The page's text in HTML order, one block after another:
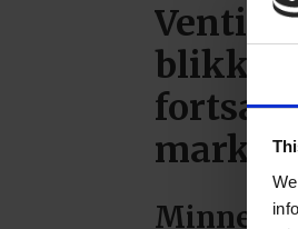
fortsatt